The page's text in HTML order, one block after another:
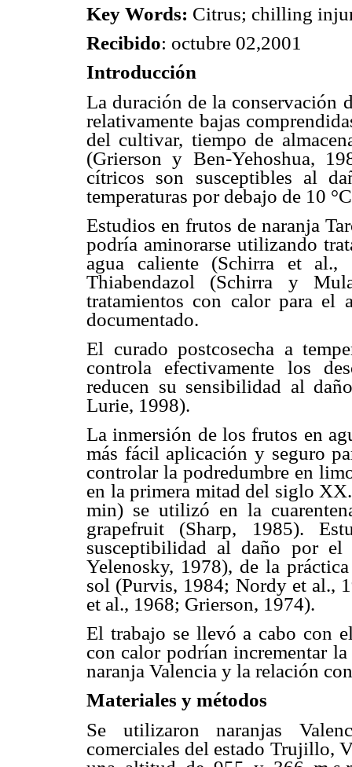
Key Words: Citrus; chilling
Recibido: octubre 02,2001
Introducción
La duración de la conservación
relativamente bajas
del cultivar, tiempo de
(Grierson y Ben-Yehoshua,
cítricos son susceptibles al
temperaturas por debajo de 10
Estudios en frutos de naranja
podría aminorarse utilizando
agua caliente (Schirra et al.,
Thiabendazol (Schirra y
tratamientos con calor para el
documentado.
El curado postcosecha a
controla efectivamente los
reducen su sensibilidad al
Lurie, 1998).
La inmersión de los frutos en
más fácil aplicación y seguro
controlar la podredumbre en
en la primera mitad del siglo
min) se utilizó en la
grapefruit (Sharp, 1985).
susceptibilidad al daño por
Yelenosky, 1978), de la
sol (Purvis, 1984; Nordy et al.,
et al., 1968; Grierson, 1974).
El trabajo se llevó a cabo con
con calor podrían incrementar
naranja Valencia y la relación
Materiales y métodos
Se utilizaron naranjas
comerciales del estado Trujillo,